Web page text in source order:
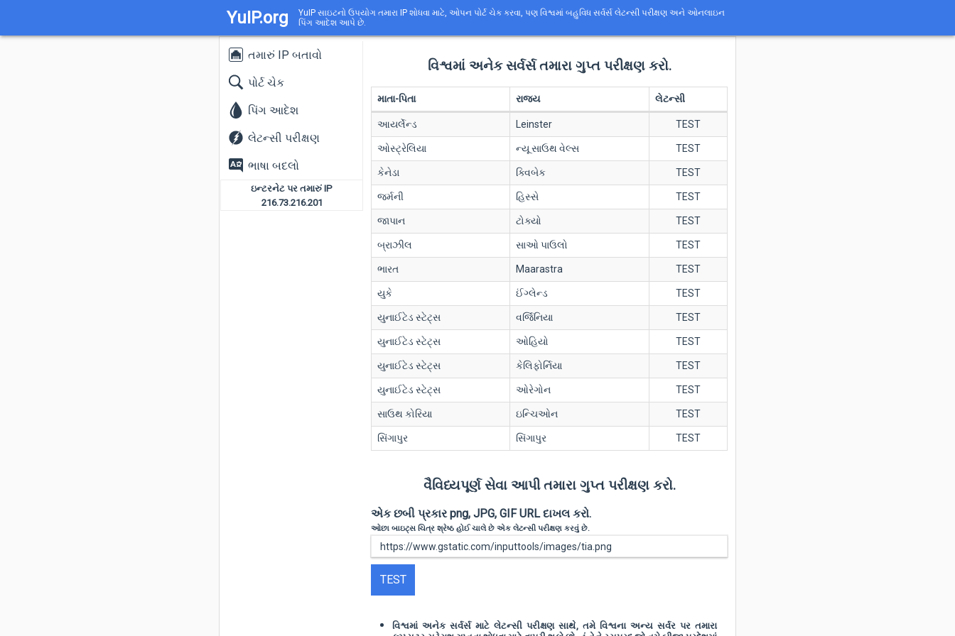
YuIP.org
YuIP સાઇટનો ઉપયોગ તમારા IP શોધવા માટે, ઓપન પોર્ટ ચેક કરવા, પણ વિશ્વમાં બહુવિધ સર્વર્સ લેટન્સી પરીક્ષણ અને ઓનલાઇન
પિંગ આદેશ આપે છે.
તમારું IP બતાવો
પોર્ટ ચેક
પિંગ આદેશ
લેટન્સી પરીક્ષણ
ભાષા બદલો
ઇન્ટરનેટ પર તમારું IP
216.73.216.201
વિશ્વમાં અનેક સર્વર્સ તમારા ગુપ્ત પરીક્ષણ કરો.
માતા-પિતા રાજ્ય લેટન્સી
આયર્લેન્ડ Leinster TEST
ઓસ્ટ્રેલિયા ન્યૂ સાઉથ વેલ્સ TEST
કેનેડા ક્વિબેક TEST
જર્મની હિસ્સે TEST
જાપાન ટોક્યો TEST
બ્રાઝીલ સાઓ પાઉલો TEST
ભારત Maarastra TEST
યુકે ઈંગ્લેન્ડ TEST
યુનાઈટેડ સ્ટેટ્સ વર્જિનિયા TEST
યુનાઈટેડ સ્ટેટ્સ ઓહિયો TEST
યુનાઈટેડ સ્ટેટ્સ કેલિફોર્નિયા TEST
યુનાઈટેડ સ્ટેટ્સ ઓરેગોન TEST
સાઉથ કોરિયા ઇન્ચિઓન TEST
સિંગાપુર સિંગાપુર TEST
વૈવિધ્યપૂર્ણ સેવા આપી તમારા ગુપ્ત પરીક્ષણ કરો.
એક છબી પ્રકાર png, JPG, GIF URL દાખલ કરો.
ઓછા બાઇટ્સ ચિત્ર શ્રેષ્ઠ હોઈ ચાલે છે એક લેટન્સી પરીક્ષણ કરવું છે.
TEST
વિશ્વમાં અનેક સર્વર્સ માટે લેટન્સી પરીક્ષણ સાથે, તમે વિશ્વના અન્ય સર્વર પર તમારા